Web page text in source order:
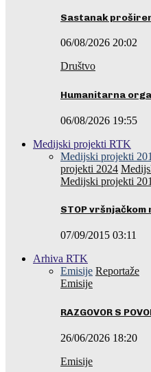
Sastanak
06/08/2026 20:02
Društvo
Humanitarna
06/08/2026 19:55
Medijski projekti RTK
Medijski projekti
projekti 2024
Medijski projekti
STOP vršnjačkom
07/09/2015 03:11
Arhiva RTK
Emisije Reportaže
Emisije
RAZGOVOR S
26/06/2026 18:20
Emisije